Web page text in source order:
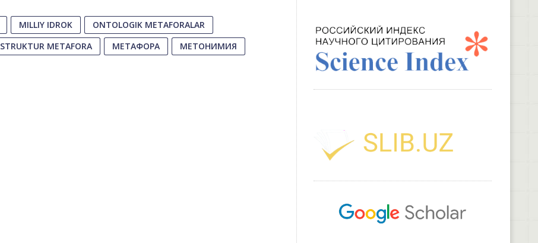
MILLIY IDROK
ONTOLOGIK METAFORALAR
STRUKTUR METAFORA МЕТАФОРА
МЕТОНИМИЯ